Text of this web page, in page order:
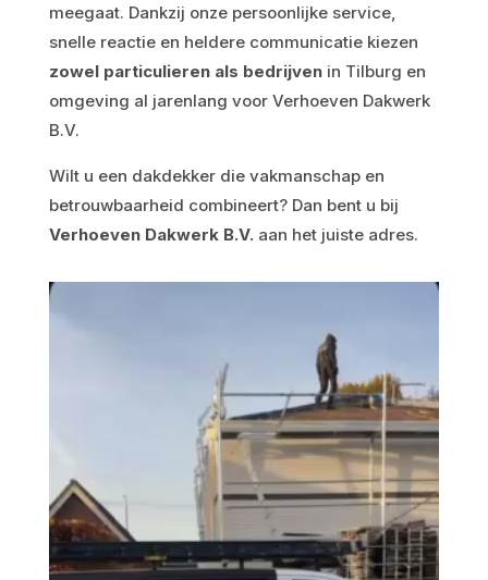
meegaat. Dankzij onze persoonlijke service,
snelle reactie en heldere communicatie kiezen
zowel particulieren als bedrijvenin Tilburg en
omgeving al jarenlang voor Verhoeven Dakwerk
B.V.
Wilt u een dakdekker die vakmanschap en
betrouwbaarheid combineert? Dan bent u bij
Verhoeven Dakwerk B.V. aan het juiste adres.